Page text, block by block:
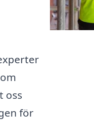
oss
för